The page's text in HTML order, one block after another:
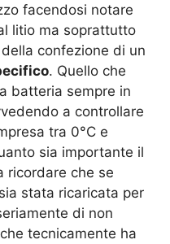
facendosi notare
litio ma soprattutto
confezione di un
. Quello che
batteria sempre in
a controllare
tra 0°C e
sia importante il
ricordare che se
stata ricaricata per
di non
tecnicamente ha